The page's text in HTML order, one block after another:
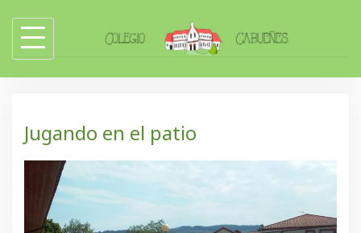
content
Jugando en el patio